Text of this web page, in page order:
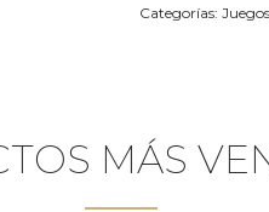
Categorías:
MÁS